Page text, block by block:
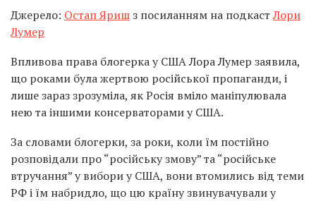
Джерело: Остап Яришз посиланням на подкастЛори
Лумер
Впливова права блогерка у США Лора Лумер заявила,
що роками була жертвою російської пропаганди, і
лише зараз зрозуміла, як Росія вміло маніпулювала
нею та іншими консерваторами у США.
За словами блогерки, за роки, коли їм постійно
розповідали про “російську змову” та “російське
втручання” у вибори у США, вони втомились від теми
РФ і їм набридло, що цю країну звинувачували у